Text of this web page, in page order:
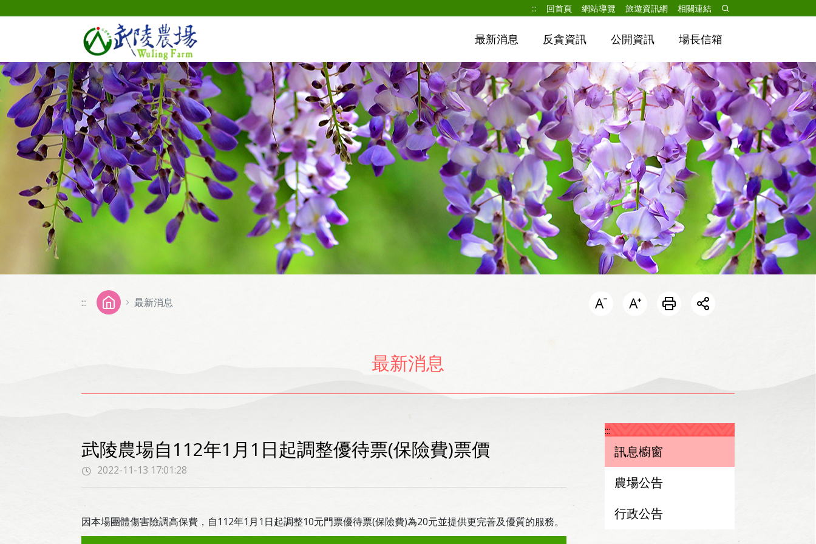
::: 回首頁 網站導覽 旅遊資訊網 相關連結
最新消息 反貪資訊 公開資訊 場長信箱
::: 最新消息
最新消息
武陵農場自112年1月1日起調整優待票(保險費)票價
2022-11-13 17:01:28
因本場團體傷害險調高保費，自112年1月1日起調整10元門票優待票(保險費)為20元並提供更完善及優質的服務。
:::
訊息櫥窗
農場公告
行政公告